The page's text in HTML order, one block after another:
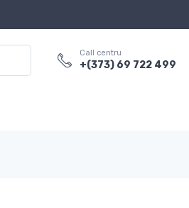
Call centru
+(373) 69 722 499